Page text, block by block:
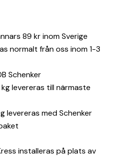
89 kr inom Sverige
normalt från oss inom 1-3
Schenker
levereras till närmaste
levereras med Schenker
installeras på plats av